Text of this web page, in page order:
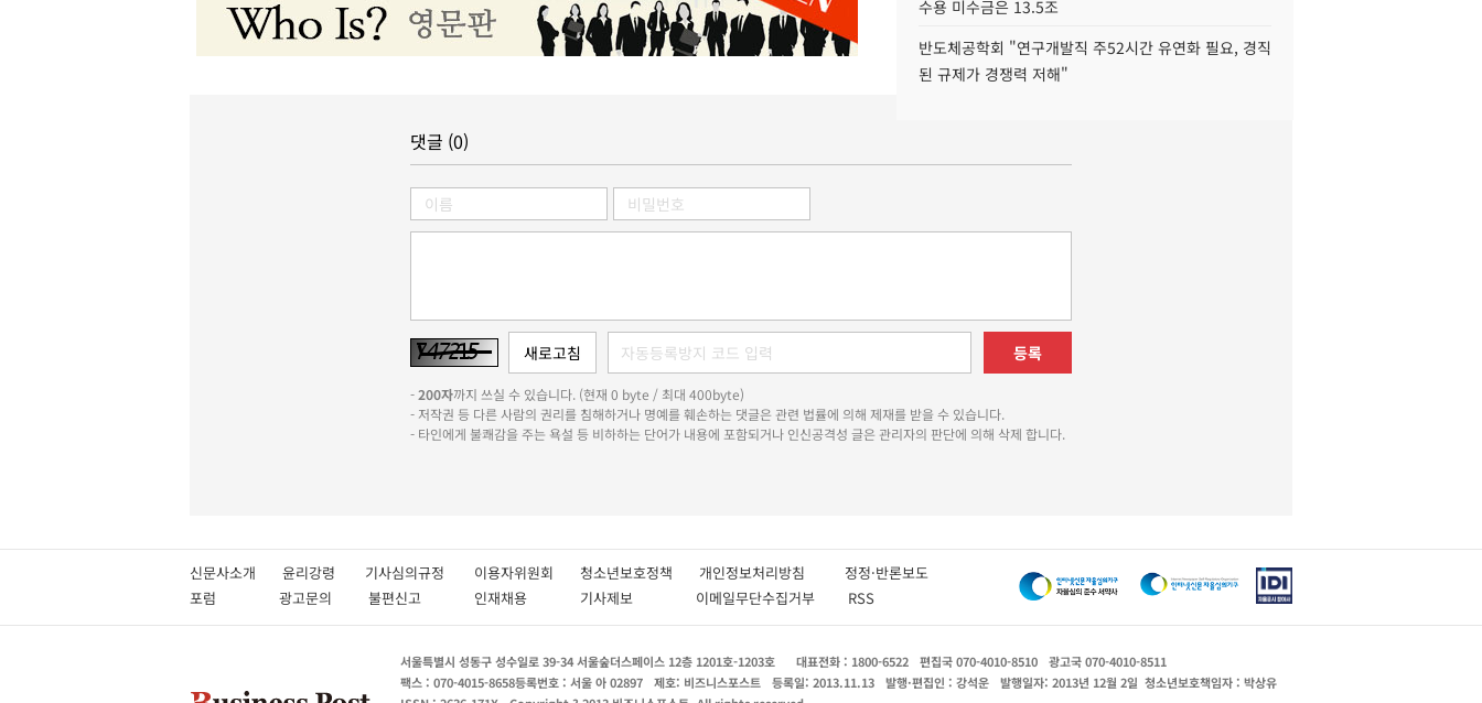
수용 미수금은 13.5조
반도체공학회 "연구개발직 주52시간 유연화 필요, 경직
된 규제가 경쟁력 저해"
댓글 (0)
등록
-200자까지 쓰실 수 있습니다. (현재 0 byte / 최대 400byte)
- 저작권 등 다른 사람의 권리를 침해하거나 명예를 훼손하는 댓글은 관련 법률에 의해 제재를 받을 수 있습니다.
- 타인에게 불쾌감을 주는 욕설 등 비하하는 단어가 내용에 포함되거나 인신공격성 글은 관리자의 판단에 의해 삭제 합니다.
신문사소개 윤리강령 기사심의규정 이용자위원회 청소년보호정책 개인정보처리방침 정정·반론보도
포럼
광고문의 불편신고 인재채용 기사제보 이메일무단수집거부 RSS
서울특별시 성동구 성수일로 39-34 서울숲더스페이스 12층 1201호-1203호 대표전화 : 1800-6522 편집국 070-4010-8510
광고국 070-4010-8511
팩스 : 070-4015-8658등록번호 : 서울 아 02897 제호: 비즈니스포스트 등록일: 2013.11.13 발행·편집인 : 강석운 발행일자: 2013년 12월 2일 청소년보호책임자 : 박상유